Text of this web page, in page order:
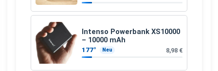
Intenso Powerbank XS10000
– 10000 mAh
177° Neu 8,98 €